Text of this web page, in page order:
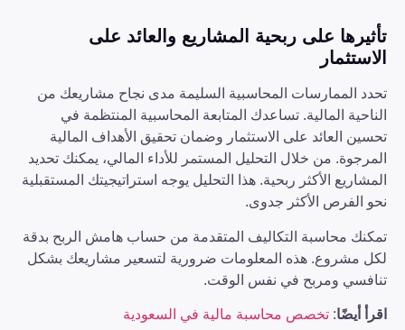
تأثيرها على ربحية المشاريع والعائد على
الاستثمار
تحدد الممارسات المحاسبية السليمة مدى نجاح مشاريعك من
الناحية المالية. تساعدك المتابعة المحاسبية المنتظمة في
تحسين العائد على الاستثمار وضمان تحقيق الأهداف المالية
المرجوة. من خلال التحليل المستمر للأداء المالي، يمكنك تحديد
المشاريع الأكثر ربحية. هذا التحليل يوجه استراتيجيتك المستقبلية
نحو الفرص الأكثر جدوى.
تمكنك محاسبة التكاليف المتقدمة من حساب هامش الربح بدقة
لكل مشروع. هذه المعلومات ضرورية لتسعير مشاريعك بشكل
تنافسي ومربح في نفس الوقت.
اقرأ أيضًا: تخصص محاسبة مالية في السعودية